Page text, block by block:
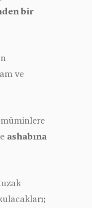
bir
ve
ashabına